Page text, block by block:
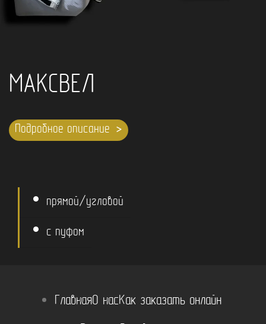
МАКСВЕЛ
Подробное описание
прямой/угловой
с пуфом
ГлавнаяО насКак заказать онлайн